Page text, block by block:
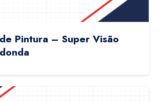
Pintura – Super Visão